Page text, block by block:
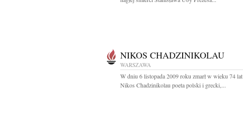
NIKOS CHADZINIKOLAU
WARSZAWA
W dniu 6 listopada 2009 roku zmarł w wieku 74 lat
Nikos Chadzinikolau poeta polski i grecki,...